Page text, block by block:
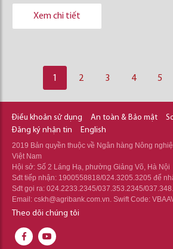
Xem chi tiết
1 2 3 4 5
Điều khoản sử dụng An toàn & Bảo mật
Đăng ký nhận tin
English
2019 Bản quyền thuộc về Ngân hàng Nông
Việt Nam
Hội sở: Số 2 Láng Hạ, phường Giảng Võ, Hà Nội
Sđt tiếp nhận: 1900558818/024.3205.3205 để
Sđt gọi ra: 024.2233.2345/037.353.2345/
Email: cskh@agribank.com.vn. Swift Code:
Theo dõi chúng tôi